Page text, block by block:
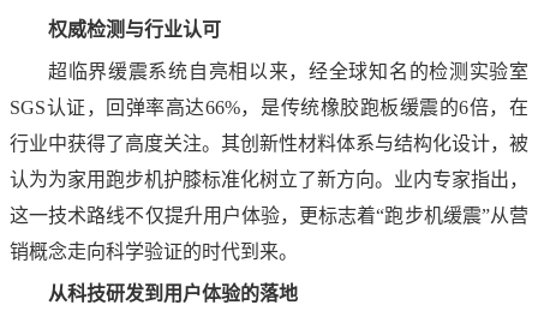
权威检测与行业认可
超临界缓震系统自亮相以来，经全球知名的检测实验室
SGS认证，回弹率高达66%，是传统橡胶跑板缓震的6倍，在
行业中获得了高度关注。其创新性材料体系与结构化设计，被
认为为家用跑步机护膝标准化树立了新方向。业内专家指出，
这一技术路线不仅提升用户体验，更标志着“跑步机缓震”从营
销概念走向科学验证的时代到来。
从科技研发到用户体验的落地